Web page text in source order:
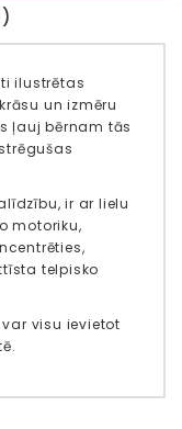
ilustrētas
un izmēru
ļauj bērnam tās
ir ar lielu
motoriku,
telpisko
visu ievietot